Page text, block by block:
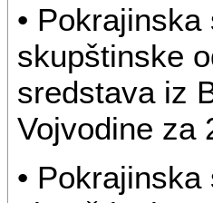
•
skupštinske
sredstava iz
Vojvodine za
•